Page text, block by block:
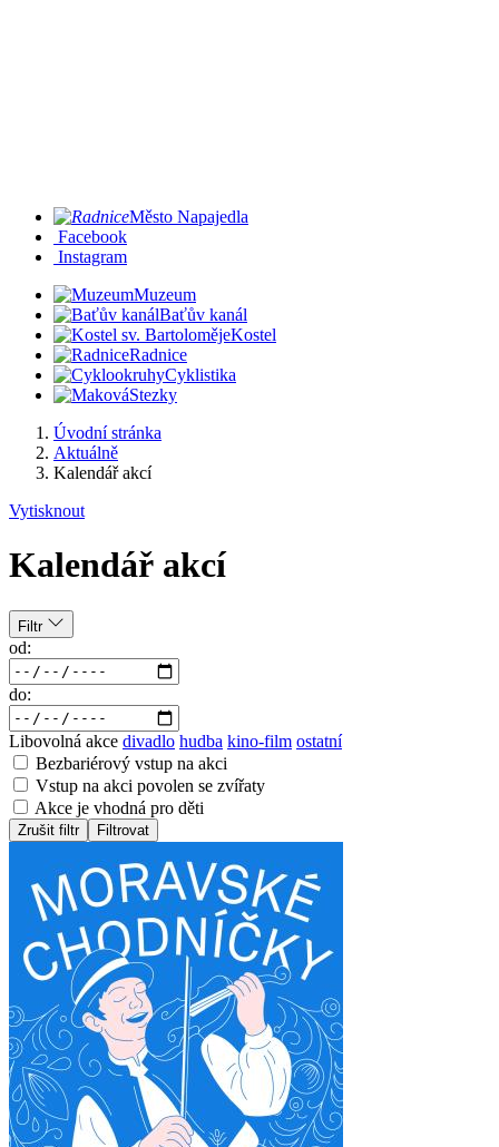
Město Napajedla
Facebook
Instagram
Muzeum
Baťův kanál
Kostel
Radnice
Cyklistika
Stezky
Úvodní stránka
Aktuálně
Kalendář akcí
Vytisknout
Kalendář akcí
Filtr
od:
do:
Libovolná akce divadlo hudba kino-film ostatní
Bezbariérový vstup na akci
Vstup na akci povolen se zvířaty
Akce je vhodná pro děti
Zrušit filtr Filtrovat